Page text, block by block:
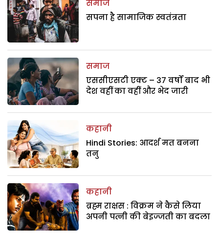
समाज
सपना है सामाजिक स्वतंत्रता
समाज
एससीएसटी एक्ट – 37 वर्षों बाद भी
देश वहीं का वहीं और भेद जारी
कहानी
Hindi Stories: आदर्श मत बनना
तनु
कहानी
ब्रह्म राक्षस : विक्रम ने कैसे लिया
अपनी पत्नी की बेइज्जती का बदला